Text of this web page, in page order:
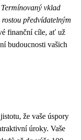
Termínovaný vklad
předvídatelným
finanční cíle, ať už
budoucnosti vašich
že vaše úspory
úroky. Vaše